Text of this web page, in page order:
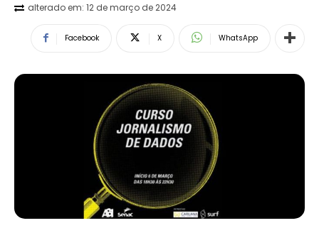
alterado em: 12 de março de 2024
Facebook X WhatsApp